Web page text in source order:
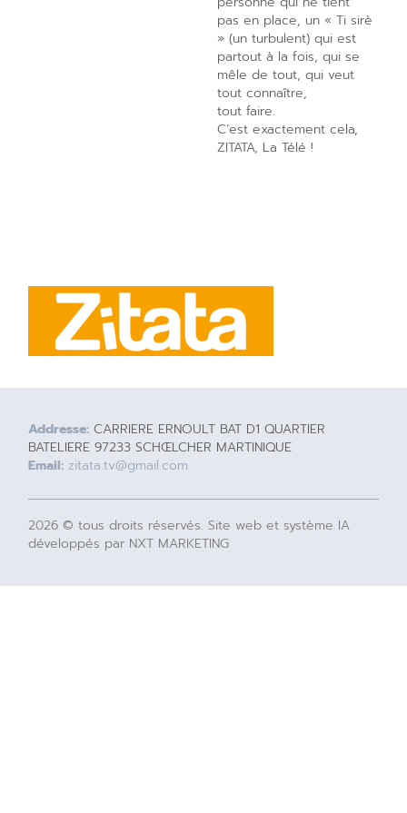
pas en place, un « Ti sirè
» (un turbulent) qui est
partout à la fois, qui se
mêle de tout, qui veut
tout connaître,
tout faire.
C’est exactement cela,
ZITATA, La Télé !
Addresse: CARRIERE ERNOULT BAT D1 QUARTIER
BATELIERE 97233 SCHŒLCHER MARTINIQUE
Email: zitata.tv@gmail.com
2026 © tous droits réservés. Site web et système IA
développés par NXT MARKETING